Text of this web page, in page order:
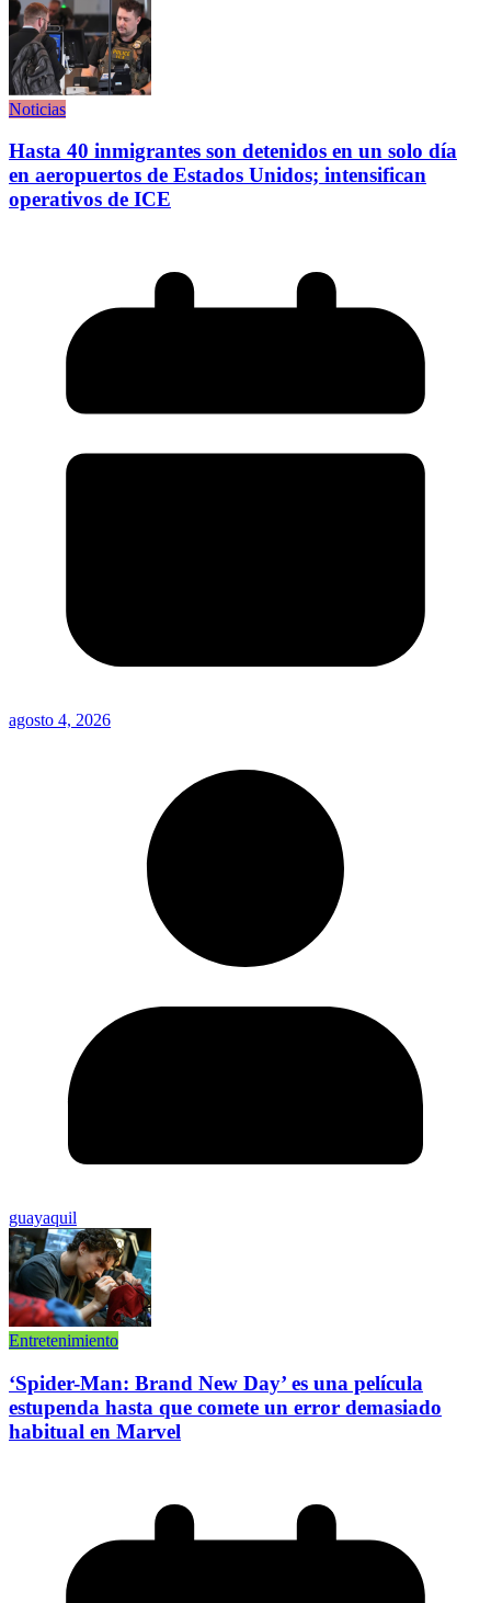
Noticias
Hasta 40 inmigrantes son detenidos en un solo día
en aeropuertos de Estados Unidos; intensifican
operativos de ICE
agosto 4, 2026
guayaquil
Entretenimiento
‘Spider-Man: Brand New Day’ es una película
estupenda hasta que comete un error demasiado
habitual en Marvel